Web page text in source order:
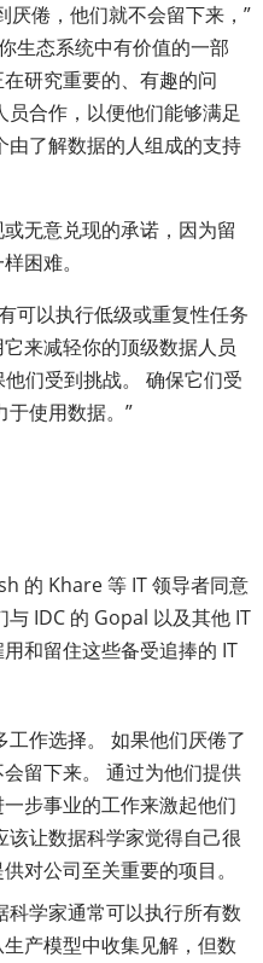
厌倦，他们就不会留下来，”
生态系统中有价值的一部
研究重要的、有趣的问
合作，以便他们能够满足
由了解数据的人组成的支持
无意兑现的承诺，因为留
困难。
可以执行低级或重复性任务
来减轻你的顶级数据人员
们受到挑战。 确保它们受
于使用数据。”
的 Khare 等 IT 领导者同意
IDC 的 Gopal 以及其他 IT
和留住这些备受追捧的 IT
作选择。 如果他们厌倦了
留下来。 通过为他们提供
步事业的工作来激起他们
让数据科学家觉得自己很
对公司至关重要的项目。
学家通常可以执行所有数
产模型中收集见解，但数